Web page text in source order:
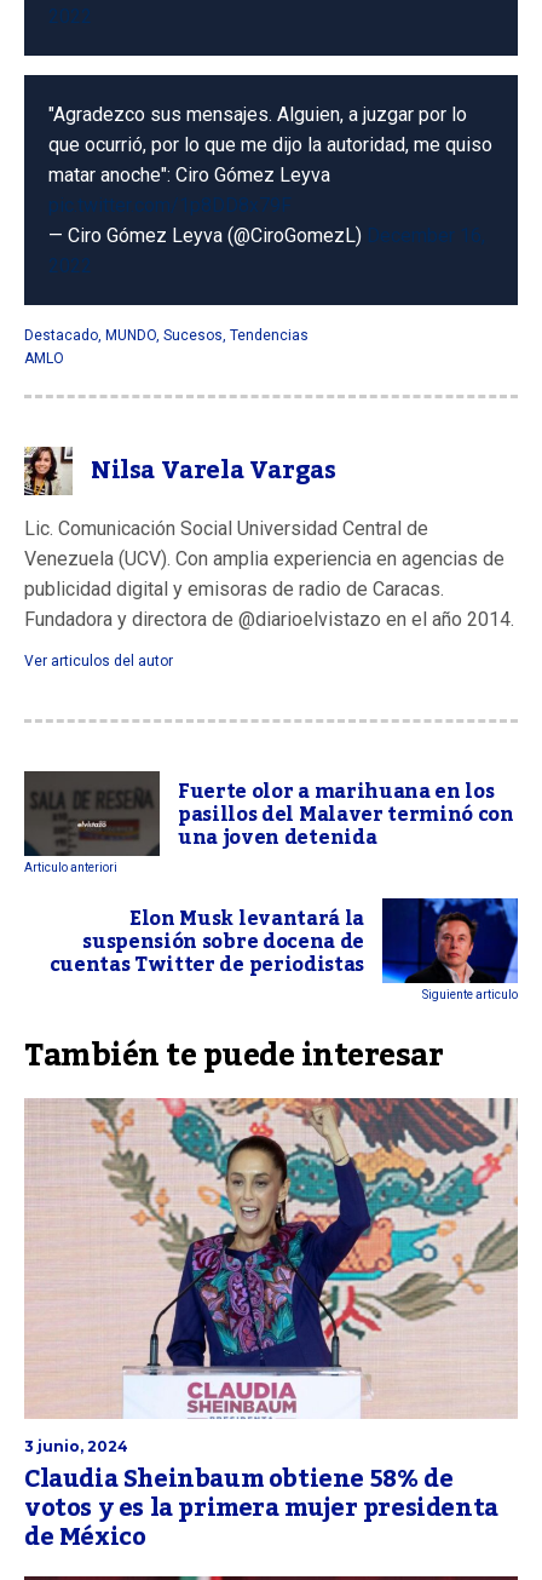
2022
"Agradezco sus mensajes. Alguien, a juzgar por lo
que ocurrió, por lo que me dijo la autoridad, me quiso
matar anoche": Ciro Gómez Leyva
pic.twitter.com/1p8DD8x79F
— Ciro Gómez Leyva (@CiroGomezL) December 16,
2022
Destacado, MUNDO, Sucesos, Tendencias
AMLO
Nilsa Varela Vargas
Lic. Comunicación Social Universidad Central de
Venezuela (UCV). Con amplia experiencia en agencias de
publicidad digital y emisoras de radio de Caracas.
Fundadora y directora de @diarioelvistazo en el año 2014.
Ver articulos del autor
Fuerte olor a marihuana en los
pasillos del Malaver terminó con
una joven detenida
Articulo anteriori
Elon Musk levantará la
suspensión sobre docena de
cuentas Twitter de periodistas
Siguiente articulo
También te puede interesar
3 junio, 2024
Claudia Sheinbaum obtiene 58% de
votos y es la primera mujer presidenta
de México